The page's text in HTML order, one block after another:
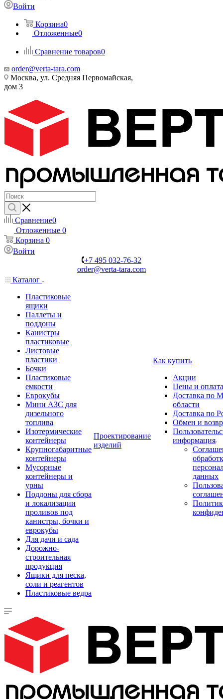
Войти
Корзина0
Отложенные0
Сравнение товаров0
order@verta-tara.com
Москва, ул. Средняя Первомайская,
дом 3
Сравнение0
Отложенные 0
Корзина 0
Войти
+7 495 032-76-32
order@verta-tara.com
Каталог
Пластиковые
ящики
Паллеты и
поддоны
Канистры
пластиковые
Листовые
пластики
Бочки
Пластиковые
емкости
Еврокубы
Мини АЗС для
дизельного
топлива
Изотермические
контейнеры
Крупногабаритные
контейнеры
Мусорные
контейнеры и
урны
Поддоны для сбора
и локализации
проливов под
канистры, бочки и
еврокубы
Для дачи и сада
Дорожно-
строительная
продукция
Ящики для песка,
соли и реагентов
Пластиковые ведра
Проектирование
изделий
Как купить
Акции
Цены и оплата
Доставка по
области
Доставка по
Обмен и
информация
данных